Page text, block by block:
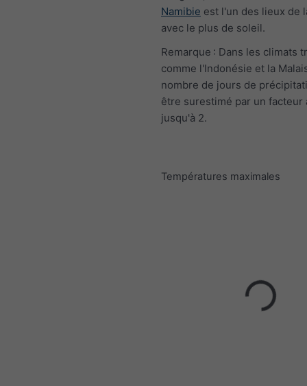
Namibie est l'un des lieux de
avec le plus de soleil.
Remarque : Dans les climats
comme l'Indonésie et la
nombre de jours de
être surestimé par un facteur
jusqu'à 2.
Températures maximales